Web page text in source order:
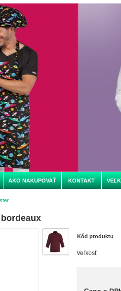
AKO NAKUPOVAŤ KONTAKT
Kód produktu
Veľkosť